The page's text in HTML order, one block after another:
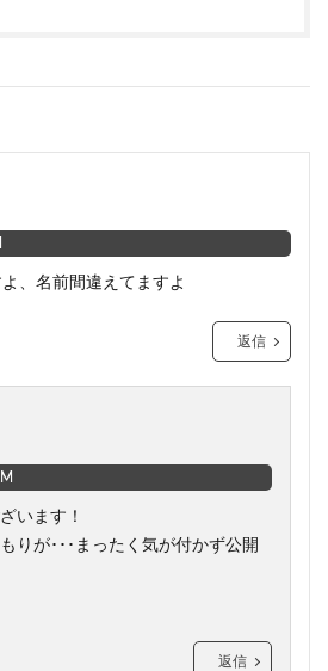
、名前間違えてますよ
返信
います！
りが･･･まったく気が付かず公開
返信